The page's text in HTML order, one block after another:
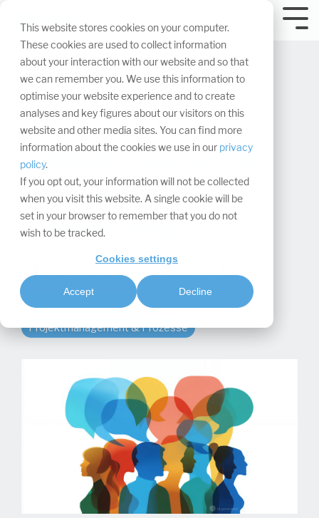
This website stores cookies on your computer.
These cookies are used to collect information
about your interaction with our website and so that
we can remember you. We use this information to
optimise your website experience and to create
analyses and key figures about our visitors on this
website and other media sites. You can find more
information about the cookies we use in our privacy
policy.
If you opt out, your information will not be collected
when you visit this website. A single cookie will be
set in your browser to remember that you do not
wish to be tracked.
Cookies settings
Accept Decline
überspringen.
8 Möglichkeiten für
mehr Besucher am
Messestand
Design & Konzeption
Projektmanagement & Prozesse